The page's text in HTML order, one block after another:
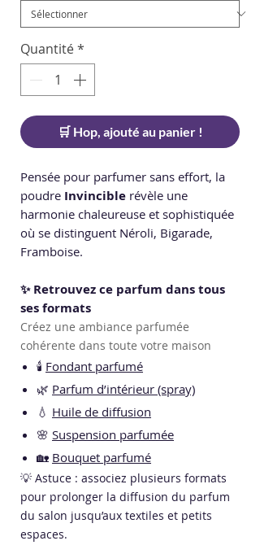
Quantité*
🛒 Hop, ajouté au panier !
Pensée pour parfumer sans effort, la
poudre Invincible révèle une
harmonie chaleureuse et sophistiquée
où se distinguent Néroli, Bigarade,
Framboise.
✨ Retrouvez ce parfum dans tous
ses formats
Créez une ambiance parfumée
cohérente dans toute votre maison
🕯️ Fondant parfumé
🌿 Parfum d’intérieur (spray)
💧 Huile de diffusion
🌸 Suspension parfumée
🏡 Bouquet parfumé
💡 Astuce : associez plusieurs formats
pour prolonger la diffusion du parfum
du salon jusqu’aux textiles et petits
espaces.